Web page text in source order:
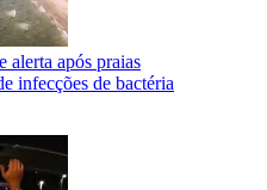
após praias
infecções de bactéria